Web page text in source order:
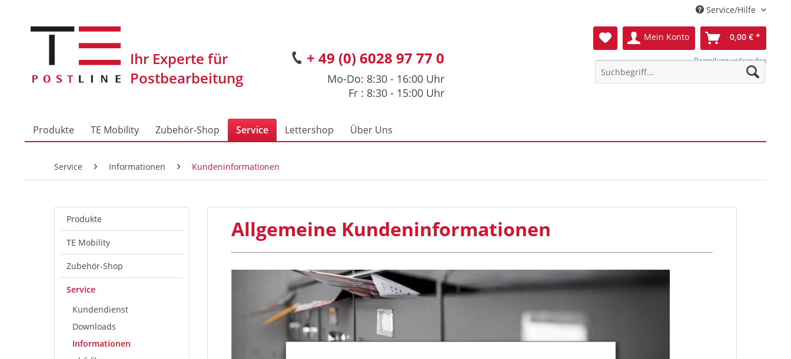
Service/Hilfe
+ 49 (0) 6028 97 77 0
Mo-Do: 8:30 - 16:00 Uhr
Fr : 8:30 - 15:00 Uhr
Mein Konto 0,00 € *
Bestellung widerrufen
Produkte TE Mobility Zubehör-Shop Service Lettershop Über Uns
Service Informationen Kundeninformationen
Produkte
TE Mobility
Zubehör-Shop
Service
Kundendienst
Downloads
Informationen
Allgemeine Kundeninformationen